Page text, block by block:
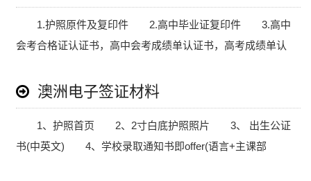
1.护照原件及复印件 2.高中毕业证复印件 3.高中
会考合格证认证书，高中会考成绩单认证书，高考成绩单认
(5.....澳洲电子签证材料
1、护照首页 2、2寸白底护照照片 3、 出生公证
书(中英文) 4、学校录取通知书即offer(语言+主课部